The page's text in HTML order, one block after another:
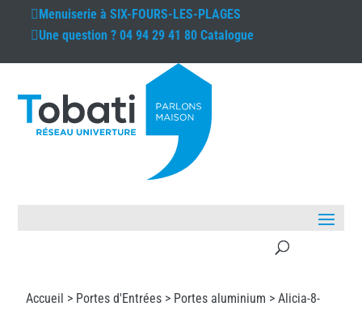
Menuiserie àSIX-FOURS-LES-PLAGES
Une question ?04 94 29 41 80 Catalogue
Accueil > Portes d'Entrées > Portes aluminium > Alicia-8-